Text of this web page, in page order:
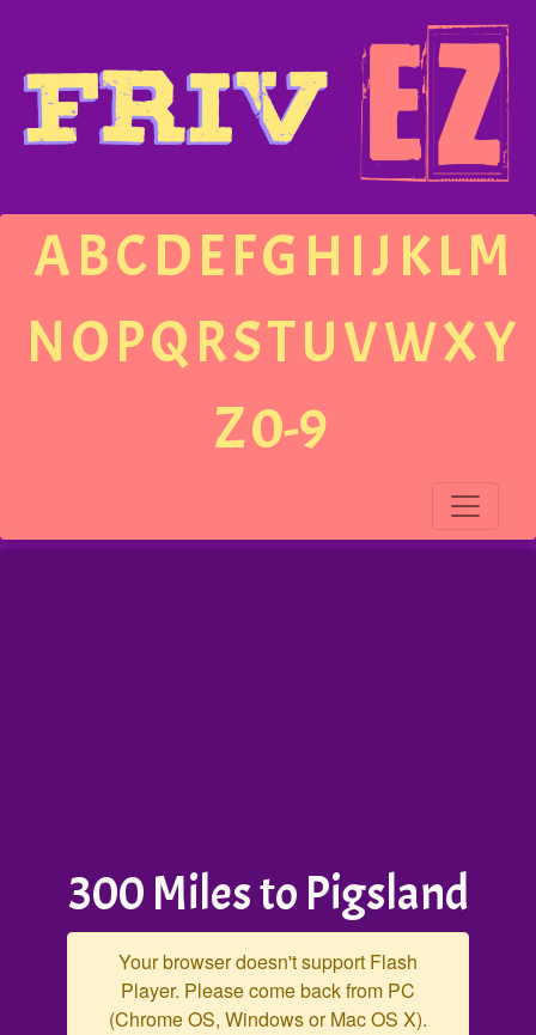
ABCDEFGH IJ KLM
NOPQRSTUVWXY
Z0-9
300 Miles to Pigsland
Your browser doesn't support Flash
Player. Please come back from PC
(Chrome OS, Windows or Mac OS X).